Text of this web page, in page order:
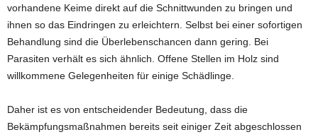
vorhandene Keime direkt auf die Schnittwunden zu bringen und
ihnen so das Eindringen zu erleichtern. Selbst bei einer sofortigen
Behandlung sind die Überlebenschancen dann gering. Bei
Parasiten verhält es sich ähnlich. Offene Stellen im Holz sind
willkommene Gelegenheiten für einige Schädlinge.
Daher ist es von entscheidender Bedeutung, dass die
Bekämpfungsmaßnahmen bereits seit einiger Zeit abgeschlossen